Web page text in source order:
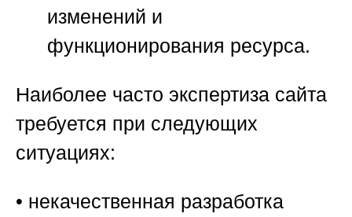
изменений и
функционирования ресурса.
Наиболее часто экспертиза сайта
требуется при следующих
ситуациях:
• некачественная разработка